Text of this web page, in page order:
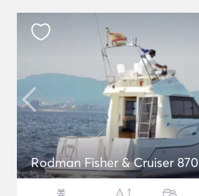
Rodman Fisher & Cruiser 870